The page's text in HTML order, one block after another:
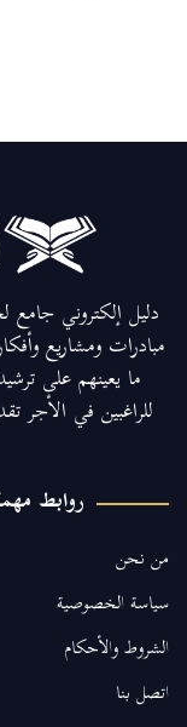
دليل إلكتروني جامع
مبادرات ومشاريع
ما يعينهم على
للراغبين في الأجر
روابط
من نحن
سياسة الخصوصية
الشروط والأحكام
اتصل بنا